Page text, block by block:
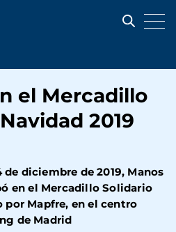
el Mercadillo
2019
de diciembre de 2019, Manos
en el Mercadillo Solidario
por Mapfre, en el centro
de Madrid